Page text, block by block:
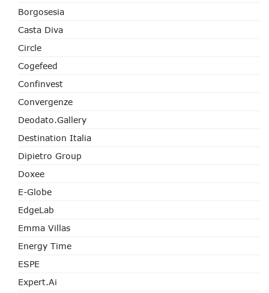
Borgosesia
Casta Diva
Circle
Cogefeed
Confinvest
Convergenze
Deodato.Gallery
Destination Italia
Dipietro Group
Doxee
E-Globe
EdgeLab
Emma Villas
Energy Time
ESPE
Expert.ai